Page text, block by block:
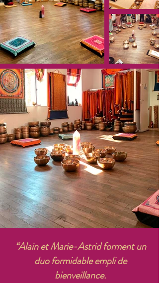
“Alain et Marie-Astrid forment un
duo formidable empli de
bienveillance.